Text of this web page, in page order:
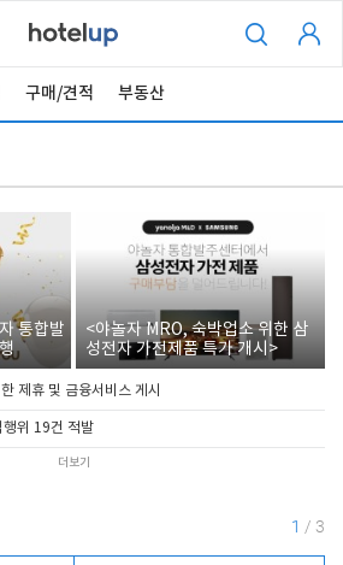
구매/견적 부동산
통합발
<야놀자 MRO, 숙박업소 위한 삼
성전자 가전제품 특가 개시>
제휴 및 금융서비스 게시
행위 19건 적발
더보기
1 / 3